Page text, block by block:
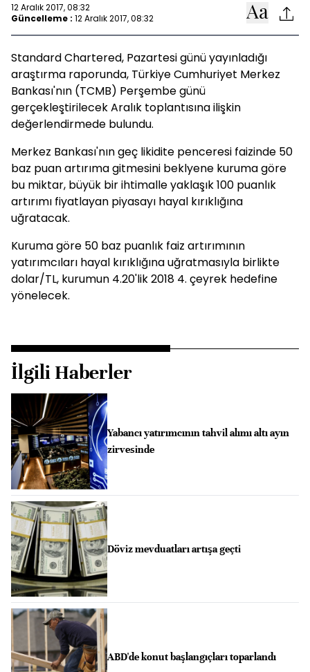
12 Aralık 2017, 08:32
Güncelleme : 12 Aralık 2017, 08:32
Standard Chartered, Pazartesi günü yayınladığı
araştırma raporunda, Türkiye Cumhuriyet Merkez
Bankası'nın (TCMB) Perşembe günü
gerçekleştirilecek Aralık toplantısına ilişkin
değerlendirmede bulundu.
Merkez Bankası'nın geç likidite penceresi faizinde 50
baz puan artırıma gitmesini beklyene kuruma göre
bu miktar, büyük bir ihtimalle yaklaşık 100 puanlık
artırımı fiyatlayan piyasayı hayal kırıklığına
uğratacak.
Kuruma göre 50 baz puanlık faiz artırımının
yatırımcıları hayal kırıklığına uğratmasıyla birlikte
dolar/TL, kurumun 4.20'lik 2018 4. çeyrek hedefine
yönelecek.
İlgili Haberler
Yabancı yatırımcının tahvil alımı altı ayın
zirvesinde
Döviz mevduatları artışa geçti
ABD'de konut başlangıçları toparlandı